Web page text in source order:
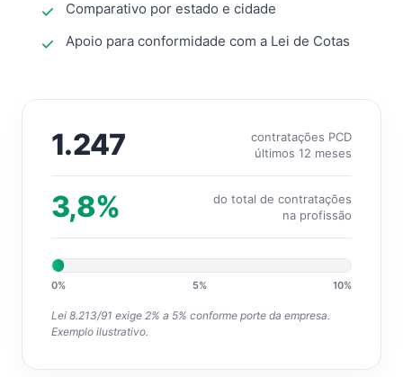
Comparativo por estado e cidade
Apoio para conformidade com a Lei de Cotas
1.247
contratações PCD
últimos 12 meses
3,8%
do total de contratações
na profissão
0% 5% 10%
Lei 8.213/91 exige 2% a 5% conforme porte da empresa.
Exemplo ilustrativo.